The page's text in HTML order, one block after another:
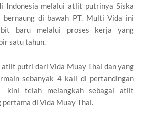
Indonesia melalui atlit putrinya Siska
bernaung di bawah PT. Multi Vida ini
baru melalui proses kerja yang
satu tahun.
atlit putri dari Vida Muay Thai dan yang
sebanyak 4 kali di pertandingan
telah melangkah sebagai atlit
di Vida Muay Thai.